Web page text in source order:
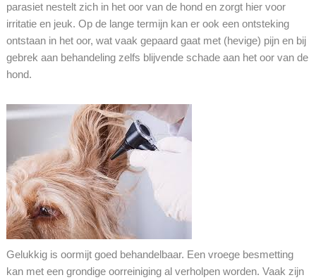
parasiet nestelt zich in het oor van de hond en zorgt hier voor
irritatie en jeuk. Op de lange termijn kan er ook een ontsteking
ontstaan in het oor, wat vaak gepaard gaat met (hevige) pijn en bij
gebrek aan behandeling zelfs blijvende schade aan het oor van de
hond.
Gelukkig is oormijt goed behandelbaar. Een vroege besmetting
kan met een grondige oorreiniging al verholpen worden. Vaak zijn